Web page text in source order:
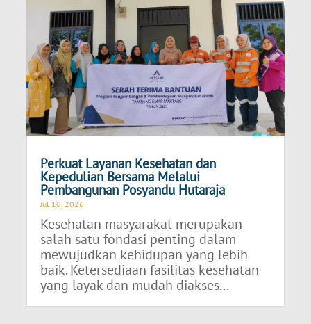
Perkuat Layanan Kesehatan dan
Kepedulian Bersama Melalui
Pembangunan Posyandu Hutaraja
Jul 10, 2026
Kesehatan masyarakat merupakan
salah satu fondasi penting dalam
mewujudkan kehidupan yang lebih
baik. Ketersediaan fasilitas kesehatan
yang layak dan mudah diakses...